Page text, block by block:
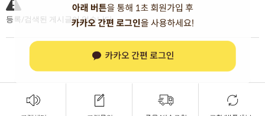
등록/검색된 게시글이 없습니다.